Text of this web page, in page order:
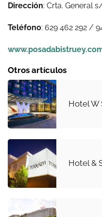
Dirección: Crta. General
Teléfono: 629 462 292 /
Otros artículos
Hotel W
Hotel &